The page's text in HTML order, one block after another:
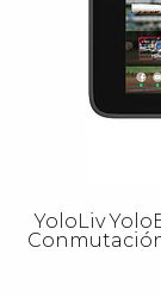
YoloLiv